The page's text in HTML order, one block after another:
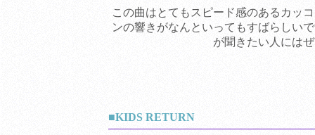
この曲はとてもスピード感のあるカッ
ンの響きがなんといってもすばらしい
が聞きたい人には
■KIDS RETURN